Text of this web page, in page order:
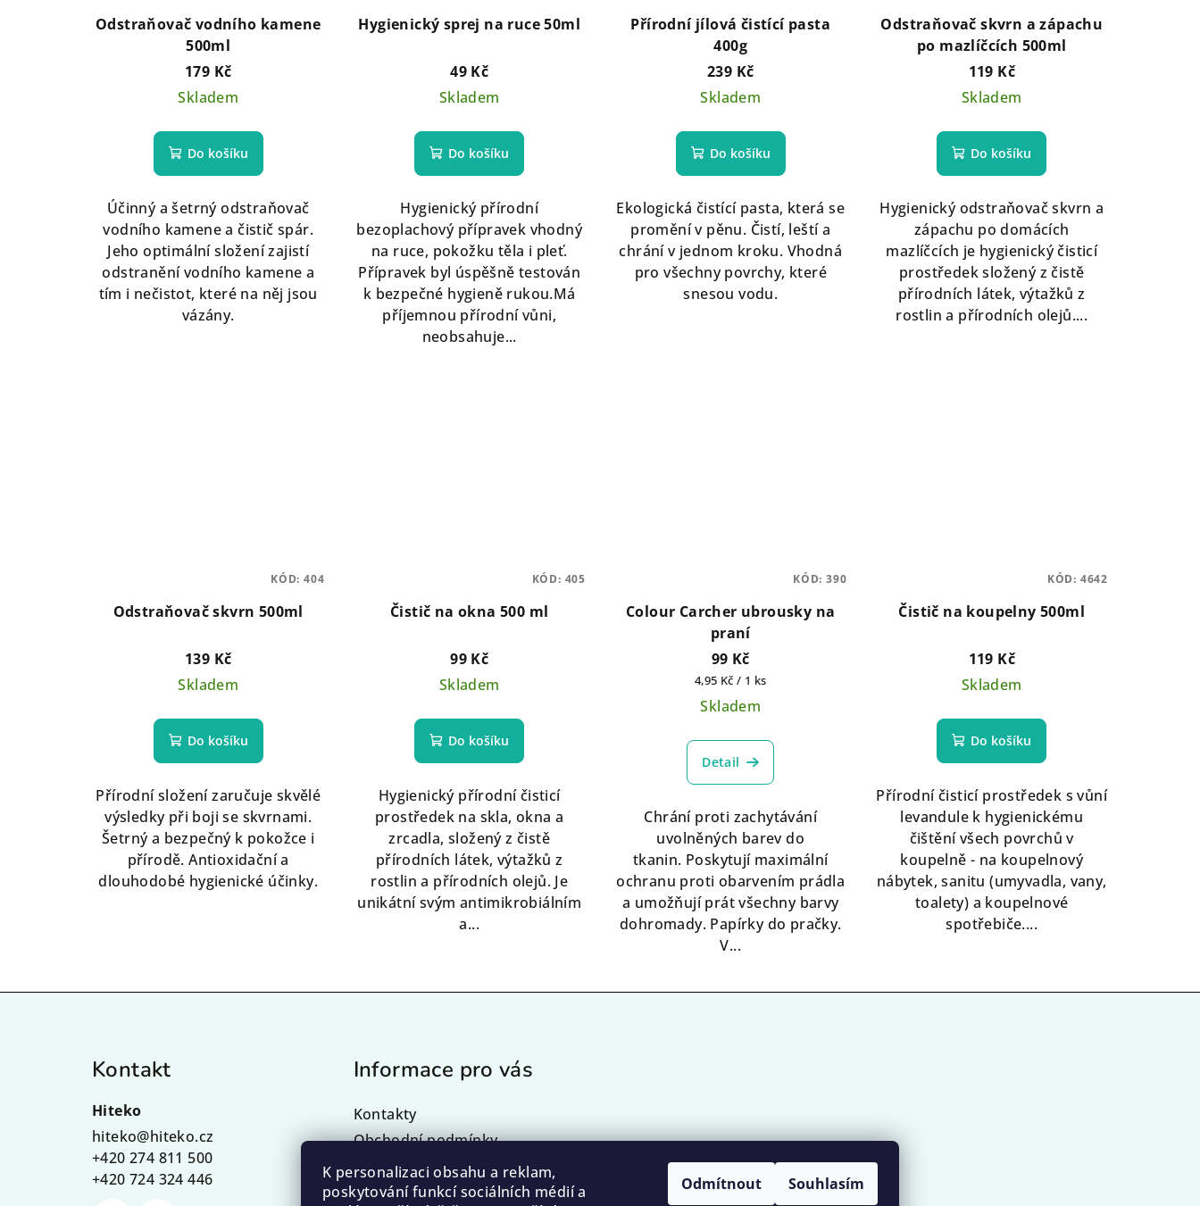
K personalizaci obsahu a reklam,
poskytování funkcí sociálních médií a
Odmítnout Souhlasím
Odstraňovač vodního kamene
500ml
179 Kč
Skladem
Do košíku
Účinný a šetrný odstraňovač
vodního kamene a čistič spár.
Jeho optimální složení zajistí
odstranění vodního kamene a
tím i nečistot, které na něj jsou
vázány.
Hygienický sprej na ruce 50ml
49 Kč
Skladem
Do košíku
Hygienický přírodní
bezoplachový přípravek vhodný
na ruce, pokožku těla i pleť.
Přípravek byl úspěšně testován
k bezpečné hygieně rukou.Má
příjemnou přírodní vůni,
neobsahuje...
Přírodní jílová čistící pasta
400g
239 Kč
Skladem
Do košíku
Ekologická čistící pasta, která se
promění v pěnu. Čistí, leští a
chrání v jednom kroku. Vhodná
pro všechny povrchy, které
snesou vodu.
Odstraňovač skvrn a zápachu
po mazlíčcích 500ml
119 Kč
Skladem
Do košíku
Hygienický odstraňovač skvrn a
zápachu po domácích
mazlíčcích je hygienický čisticí
prostředek složený z čistě
přírodních látek, výtažků z
rostlin a přírodních olejů....
Odstraňovač skvrn 500ml
139 Kč
Skladem
Do košíku
Přírodní složení zaručuje skvělé
výsledky při boji se skvrnami.
Šetrný a bezpečný k pokožce i
přírodě. Antioxidační a
dlouhodobé hygienické účinky.
KÓD:404
Čistič na okna 500 ml
99 Kč
Skladem
Do košíku
Hygienický přírodní čisticí
prostředek na skla, okna a
zrcadla, složený z čistě
přírodních látek, výtažků z
rostlin a přírodních olejů. Je
unikátní svým antimikrobiálním
a...
KÓD: 405
Colour Carcher ubrousky na
praní
99 Kč
Měrná
cena:
4,95 Kč / 1 ks
Skladem
Detail
Chrání proti zachytávání
uvolněných barev do
tkanin. Poskytují maximální
ochranu proti obarvením prádla
a umožňují prát všechny barvy
dohromady. Papírky do pračky.
V...
KÓD:390
Čistič na koupelny 500ml
119 Kč
Skladem
Do košíku
Přírodní čisticí prostředek s vůní
levandule k hygienickému
čištění všech povrchů v
koupelně - na koupelnový
nábytek, sanitu (umyvadla, vany,
toalety) a koupelnové
spotřebiče....
KÓD: 4642
Kontakt
Hiteko
hiteko@hiteko.cz
+420 274 811 500
+420 724 324 446
Informace pro vás
Kontakty
Obchodní podmínky
Podmínky ochrany osobních
údajů